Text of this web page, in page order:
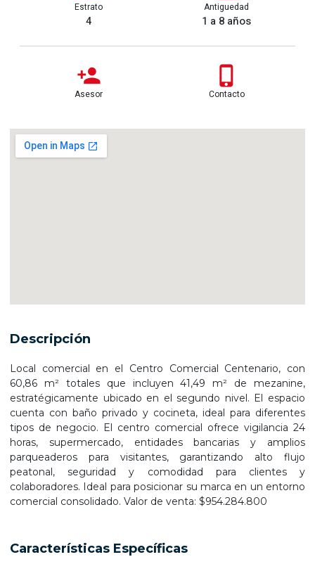
Estrato
4
Antiguedad
1 a 8 años
Asesor Contacto
Descripción
Local comercial en el Centro Comercial Centenario, con
60,86 m² totales que incluyen 41,49 m² de mezanine,
estratégicamente ubicado en el segundo nivel. El espacio
cuenta con baño privado y cocineta, ideal para diferentes
tipos de negocio. El centro comercial ofrece vigilancia 24
horas, supermercado, entidades bancarias y amplios
parqueaderos para visitantes, garantizando alto flujo
peatonal, seguridad y comodidad para clientes y
colaboradores. Ideal para posicionar su marca en un entorno
comercial consolidado. Valor de venta: $954.284.800
Características Específicas